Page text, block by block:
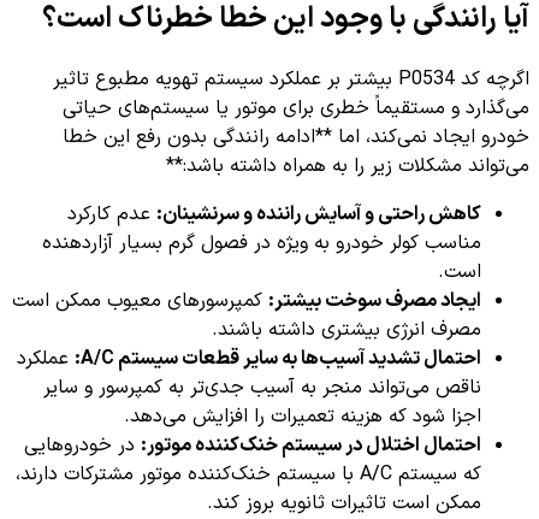
آیا رانندگی با وجود این خطا خطرناک است؟
اگرچه کد P0534 بیشتر بر عملکرد سیستم تهویه مطبوع تاثیر
می‌گذارد و مستقیماً خطری برای موتور یا سیستم‌های حیاتی
خودرو ایجاد نمی‌کند، اما **ادامه رانندگی بدون رفع این خطا
می‌تواند مشکلات زیر را به همراه داشته باشد:**
کاهش راحتی و آسایش راننده و سرنشینان: عدم کارکرد
مناسب کولر خودرو به ویژه در فصول گرم بسیار آزاردهنده
است.
ایجاد مصرف سوخت بیشتر: کمپرسورهای معیوب ممکن است
مصرف انرژی بیشتری داشته باشند.
احتمال تشدید آسیب‌ها به سایر قطعات سیستم A/C:
عملکرد
ناقص می‌تواند منجر به آسیب جدی‌تر به کمپرسور و سایر
اجزا شود که هزینه تعمیرات را افزایش می‌دهد.
احتمال اختلال در سیستم خنک‌کننده موتور: در خودروهایی
که سیستم A/C با سیستم خنک‌کننده موتور مشترکات دارند،
ممکن است تاثیرات ثانویه بروز کند.